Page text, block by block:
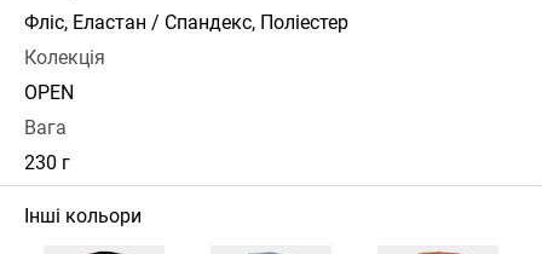
Фліс, Еластан / Спандекс, Поліестер
Колекція
OPEN
Вага
230 г
Інші кольори